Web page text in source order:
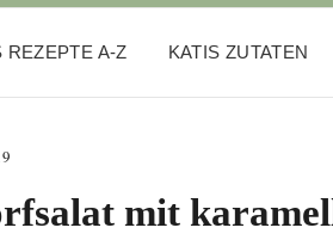
REZEPTE A-Z KATIS ZUTATEN
mit